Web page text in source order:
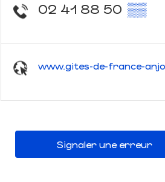
02 41 88 50 ▒▒
www.gites-de-france-
Signaler une erreur